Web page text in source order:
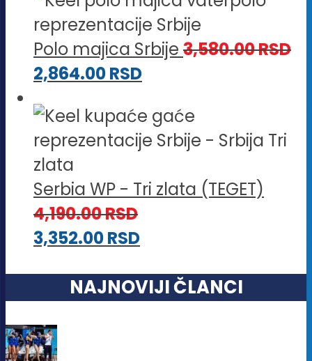
Polo majica Srbije 3,580.00RSD
2,864.00RSD
Serbia WP - Tri zlata (TEGET)
4,190.00RSD
3,352.00RSD
NAJNOVIJI ČLANCI